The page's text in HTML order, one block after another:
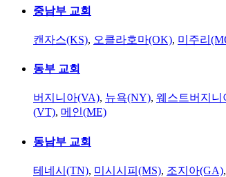
중남부 교회
캔자스(KS), 오클라호마(OK), 미주리
동부 교회
버지니아(VA), 뉴욕(NY), 웨스트버지니
(VT), 메인(ME)
동남부 교회
테네시(TN), 미시시피(MS), 조지아(GA),